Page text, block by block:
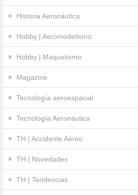
Historia Aeronáutica
Hobby | Aeromodelismo
Hobby | Maquetismo
Magazine
Tecnología aeroespacial
Tecnología Aeronáutica
TH | Accidente Aéreo
TH | Novedades
TH | Tendencias